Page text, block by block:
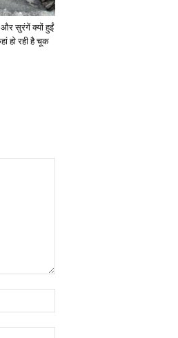
सुरंगें क्यों हुईं
हो रही है चूक